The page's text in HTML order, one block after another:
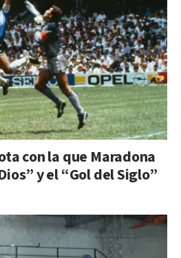
con la que Maradona
y el “Gol del Siglo”